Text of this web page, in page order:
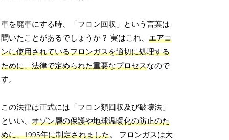
車を廃車にする時、「フロン回収」という言葉は
聞いたことがあるでしょうか？ 実はこれ、エアコ
ンに使用されているフロンガスを適切に処理する
ために、法律で定められた重要なプロセスなので
す。
この法律は正式には「フロン類回収及び破壊法」
といい、オゾン層の保護や地球温暖化の防止のた
めに、1995年に制定されました。 フロンガスは大